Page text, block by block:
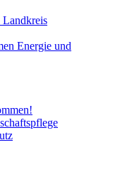
Energie und